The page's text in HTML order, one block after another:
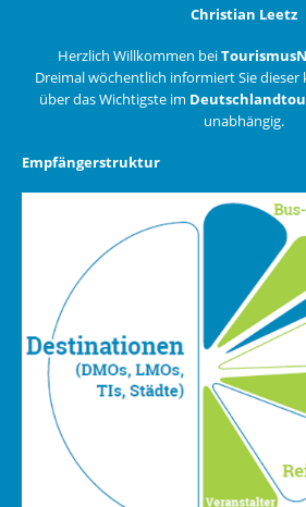
Christian Leetz
Herzlich Willkommen bei
Dreimal wöchentlich informiert Sie
über das Wichtigste im
unabhängig.
Empfängerstruktur